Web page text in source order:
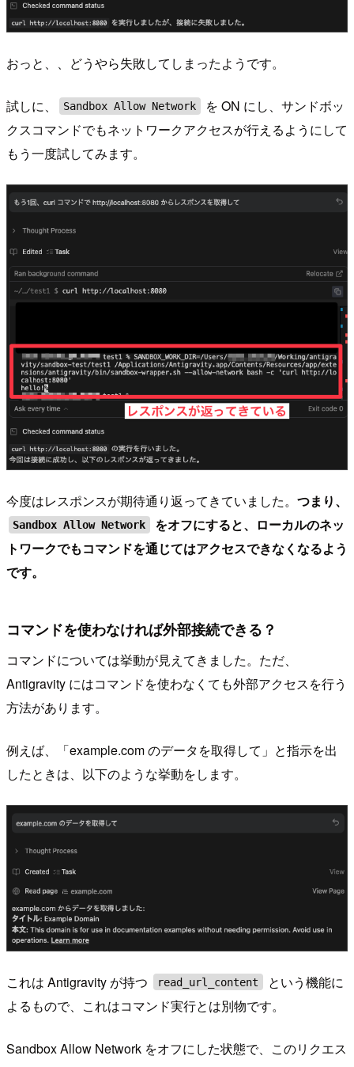
おっと、、どうやら失敗してしまったようです。
試しに、 Sandbox Allow Network
を ON にし、サンドボッ
クスコマンドでもネットワークアクセスが行えるようにして
もう一度試してみます。
今度はレスポンスが期待通り返ってきていました。 つまり、
Sandbox Allow Network
をオフにすると、ローカルのネッ
トワークでもコマンドを通じてはアクセスできなくなるよう
です。
コマンドを使わなければ外部接続できる？
コマンドについては挙動が見えてきました。ただ、
Antigravity にはコマンドを使わなくても外部アクセスを行う
方法があります。
例えば、「example.com のデータを取得して」と指示を出
したときは、以下のような挙動をします。
これは Antigravity が持つ read_url_content
という機能に
よるもので、これはコマンド実行とは別物です。
Sandbox Allow Network をオフにした状態で、このリクエス